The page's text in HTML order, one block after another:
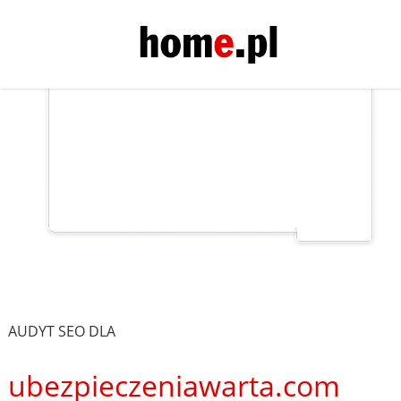
AUDYT SEO DLA
ubezpieczeniawarta.com